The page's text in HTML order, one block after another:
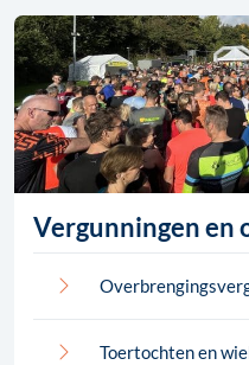
Vergunningen en
Toertochten en